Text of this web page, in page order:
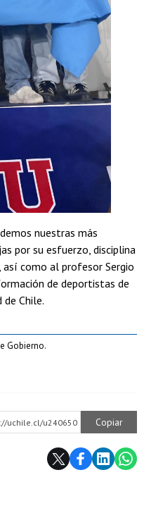
nuestras más
por su esfuerzo, disciplina
así como al profesor Sergio
de deportistas de
Chile.
Gobierno.
uchile.cl/u240650 Copiar